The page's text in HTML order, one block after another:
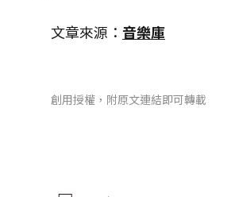
文章來源： 音樂庫
創用授權，附原文連結即可轉載